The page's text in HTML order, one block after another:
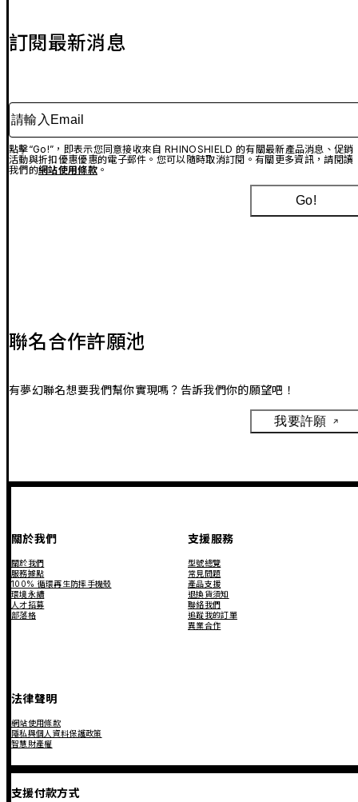
訂閱最新消息
請輸入Email
點擊“Go!”，即表示您同意接收來自 RHINOSHIELD 的有關最新產品消息、促銷
活動與折扣優惠優惠的電子郵件。您可以隨時取消訂閱。有關更多資訊，請閱讀
我們的網站使用條款。
Go!
聯名合作許願池
有夢幻聯名想要我們幫你實現嗎？告訴我們你的願望吧！
我要許願
關於我們
關於我們
服務據點
100% 循環再生防摔手機殼
環境永續
人才招募
部落格
支援服務
型號總覽
常見問題
產品支援
退換貨須知
聯絡我們
追蹤我的訂單
異業合作
法律聲明
網站使用條款
隱私與個人資料保護政策
智慧財產權
支援付款方式